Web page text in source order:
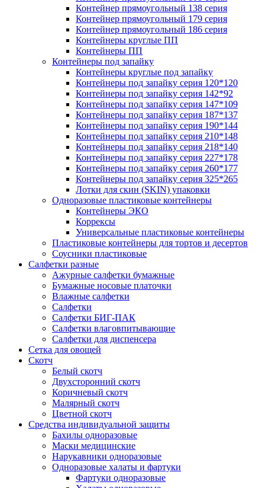
Контейнер прямоугольный 138 серия
Контейнер прямоугольный 179 серия
Контейнер прямоугольный 186 серия
Контейнеры круглые ПП
Контейнеры ПП
Контейнеры под запайку
Контейнеры круглые под запайку
Контейнеры под запайку серия 120*120
Контейнеры под запайку серия 142*92
Контейнеры под запайку серия 147*109
Контейнеры под запайку серия 187*137
Контейнеры под запайку серия 190*144
Контейнеры под запайку серия 210*148
Контейнеры под запайку серия 218*140
Контейнеры под запайку серия 227*178
Контейнеры под запайку серия 260*177
Контейнеры под запайку серия 325*265
Лотки для скин (SKIN) упаковки
Одноразовые пластиковые контейнеры
Контейнеры ЭКО
Коррексы
Универсальные пластиковые контейнеры
Пластиковые контейнеры для тортов и десертов
Соусники пластиковые
Салфетки разные
Ажурные салфетки бумажные
Бумажные носовые платочки
Влажные салфетки
Салфетки
Салфетки БИГ-ПАК
Салфетки влаговпитывающие
Салфетки для диспенсера
Сетка для овощей
Скотч
Белый скотч
Двухсторонний скотч
Коричневый скотч
Малярный скотч
Цветной скотч
Средства индивидуальной защиты
Бахилы одноразовые
Маски медицинские
Нарукавники одноразовые
Одноразовые халаты и фартуки
Фартуки одноразовые